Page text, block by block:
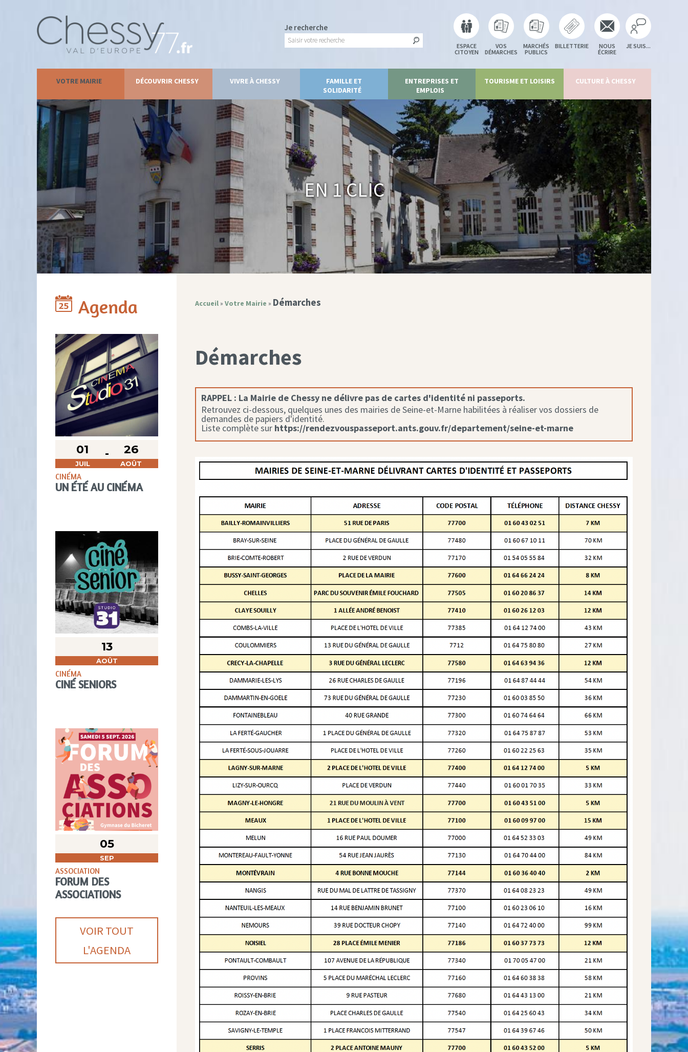
Je recherche
ESPACE
CITOYEN
VOS
DÉMARCHES
MARCHÉS
PUBLICS
BILLETTERIE
NOUS
ÉCRIRE
JE SUIS...
VOTRE MAIRIE DÉCOUVRIR CHESSY VIVRE À CHESSY
FAMILLE ET
SOLIDARITÉ
ENTREPRISES ET
EMPLOIS
TOURISME ET LOISIRS CULTURE À CHESSY
En 1 clic
Agenda
01
JUIL
26
AOÛT
CINÉMA
UN ÉTÉ AU CINÉMA
13
AOÛT
CINÉMA
CINÉ SENIORS
05
SEP
ASSOCIATION
FORUM DES
ASSOCIATIONS
VOIR TOUT
L'AGENDA
Accueil» Votre Mairie » Démarches
Démarches
RAPPEL : La Mairie de Chessy ne délivre pas de cartes d'identité ni passeports.
Retrouvez ci-dessous, quelques unes des mairies de Seine-et-Marne habilitées à réaliser vos dossiers de
demandes de papiers d'identité.
Liste complète sur https://rendezvouspasseport.ants.gouv.fr/departement/seine-et-marne